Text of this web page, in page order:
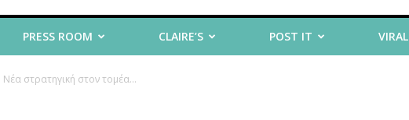
PRESS ROOM CLAIRE’S POST IT VIRAL
στρατηγική στον τομέα...